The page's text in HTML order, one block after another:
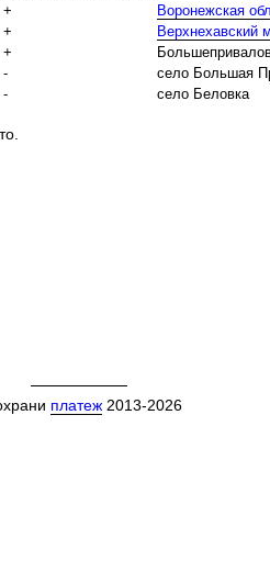
+
Воронежская
+
Верхнехавский
+
-
село Большая
- село Беловка
платеж2013-2026